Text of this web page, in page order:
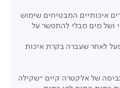
איכותיים המבטיחים שימוש
ושל מים מבלי להתפשר על
לאחר שעברה בקרת איכות
של אלקטרה קיים "שקילה